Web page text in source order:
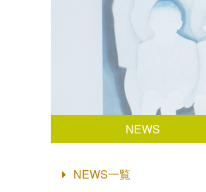
NEWS
NEWS一覧